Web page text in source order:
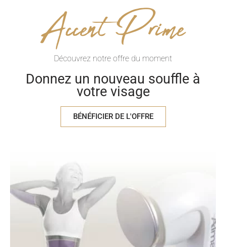
Accent Prime
Découvrez notre offre du moment
Donnez un nouveau souffle à
votre visage
BÉNÉFICIER DE L'OFFRE